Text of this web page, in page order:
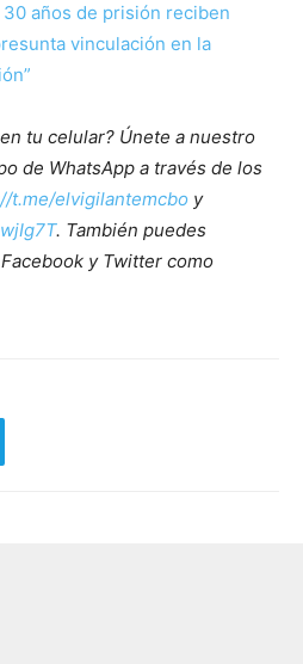
30 años de prisión reciben
vinculación en la
tu celular? Únete a nuestro
de WhatsApp a través de los
t.me/elvigilantemcbo y
. También puedes
y Twitter como